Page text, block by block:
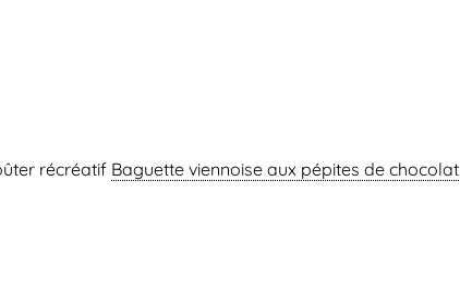
récréatif Baguette viennoise aux pépites de chocolat